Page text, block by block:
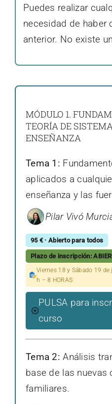
Puedes realizar
necesidad de haber
anterior. No existe
MÓDULO 1.
TEORÍA DE
ENSEÑANZA
Tema 1:
aplicados a
enseñanza y las
Pilar Vivó
95 € · Abierto para todos
Plazo de inscripción:
Viernes 18 y Sábado 19
h – 8 HORAS
PULSA para
curso
Tema 2: Análisis
base de las nuevas
familiares.